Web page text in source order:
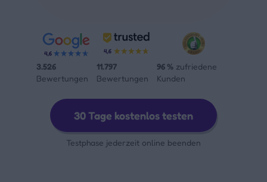
3.526
Bewertungen
11.797
Bewertungen
96 %zufriedene
Kunden
30 Tage kostenlos testen
Testphase jederzeit online beenden